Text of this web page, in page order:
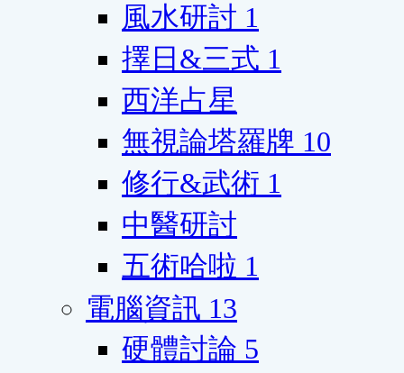
風水研討 1
擇日&三式 1
西洋占星
無視論塔羅牌 10
修行&武術 1
中醫研討
五術哈啦 1
電腦資訊 13
硬體討論 5